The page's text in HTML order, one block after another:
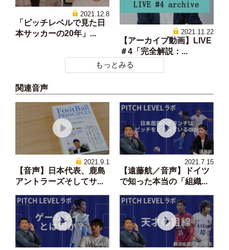
2021.12.8
「ピッチレベルで見た日
本サッカーの20年」...
2021.11.22
【アーカイブ動画】LIVE
＃4「完全解説：...
もっとみる
関連音声
2021.9.1
【音声】日本代表、鹿島
アントラーズそしてサ...
2021.7.15
【遠藤航／音声】ドイツ
で知った本当の「組織...